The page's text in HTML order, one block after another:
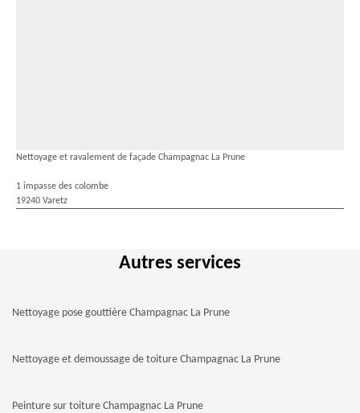
Nettoyage et ravalement de façade Champagnac La Prune
1 impasse des colombe
19240 Varetz
Autres services
Nettoyage pose gouttière Champagnac La Prune
Nettoyage et demoussage de toiture Champagnac La Prune
Peinture sur toiture Champagnac La Prune